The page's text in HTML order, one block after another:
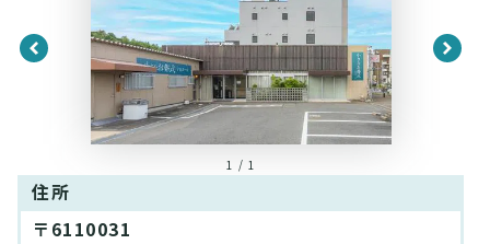
1 / 1
住所
〒6110031